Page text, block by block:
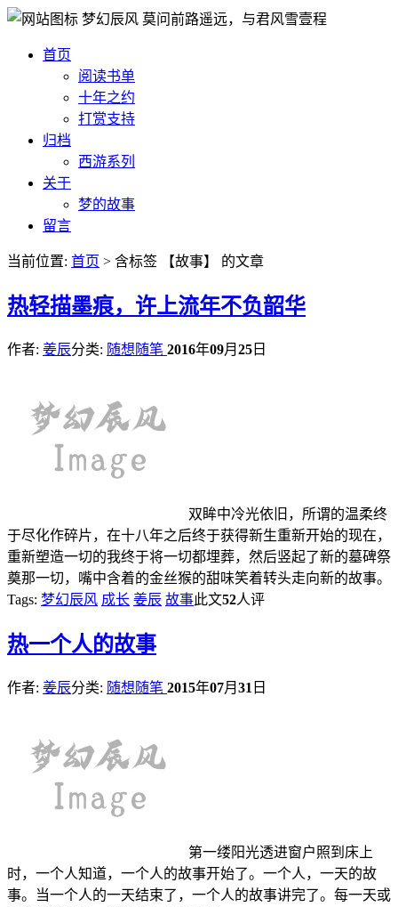
梦幻辰风 莫问前路遥远，与君风雪壹程
首页
阅读书单
十年之约
打赏支持
归档
西游系列
关于
梦的故事
留言
当前位置: 首页 > 含标签 【故事】 的文章
热轻描墨痕，许上流年不负韶华
作者: 姜辰分类: 随想随笔 2016年09月 25 日
双眸中冷光依旧，所谓的温柔终
于尽化作碎片，在十八年之后终于获得新生重新开始的现在，
重新塑造一切的我终于将一切都埋葬，然后竖起了新的墓碑祭
奠那一切，嘴中含着的金丝猴的甜味笑着转头走向新的故事。
Tags: 梦幻辰风 成长 姜辰 故事此文52人评
热一个人的故事
作者: 姜辰分类: 随想随笔 2015年07月 31 日
第一缕阳光透进窗户照到床上
时，一个人知道，一个人的故事开始了。一个人，一天的故
事。当一个人的一天结束了，一个人的故事讲完了。每一天或